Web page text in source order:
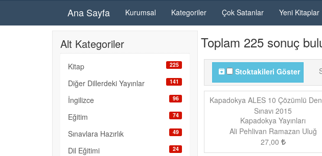
Ana Sayfa Kurumsal Kategoriler Çok Satanlar Yeni Kitaplar
Alt Kategoriler
Kitap 225
Diğer Dillerdeki Yayınlar 141
İngilizce 96
Eğitim 74
Sınavlara Hazırlık 49
Dil Eğitimi 24
Toplam 225 sonuç
Stoktakileri Göster
Kapadokya ALES 10 Çözümlü
Sınavı 2015
Kapadokya Yayınları
Ali Pehlivan Ramazan Uluğ
27,00